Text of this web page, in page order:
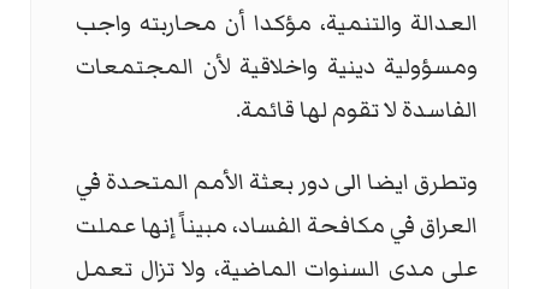
العدالة والتنمية، مؤكدا أن محاربته واجب
ومسؤولية دينية واخلاقية لأن المجتمعات
الفاسدة لا تقوم لها قائمة.
وتطرق ايضا الى دور بعثة الأمم المتحدة في
العراق في مكافحة الفساد، مبيناً إنها عملت
على مدى السنوات الماضية، ولا تزال تعمل